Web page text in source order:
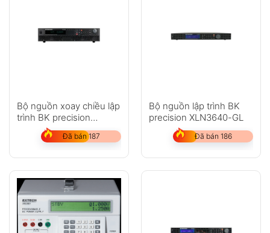
Bộ nguồn xoay chiều lập
trình BK precision
PVS60085
Đã bán 187
Bộ nguồn lập trình BK
precision XLN3640-GL
Đã bán 186